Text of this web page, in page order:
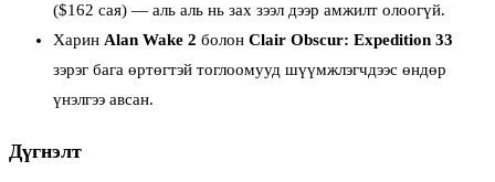
($162 сая) — аль аль нь зах зээл дээр амжилт олоогүй.
Харин Alan Wake 2 болон Clair Obscur: Expedition 33
зэрэг бага өртөгтэй тоглоомууд шүүмжлэгчдээс өндөр
үнэлгээ авсан.
Дүгнэлт